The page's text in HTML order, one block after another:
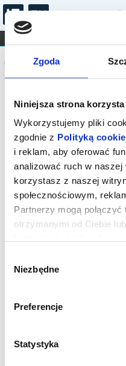
Zgoda
Niniejsza strona
Wykorzystujemy pliki
zgodnie z Polityką
i reklam, aby oferować
analizować ruch w
korzystasz z naszej
społecznościowym,
Partnerzy mogą
otrzymanymi od Ciebie
zgody
Niezbędne
Preferencje
Statystyka
FILHARMONIA OPERA I
DLA DZIECI
Komunikat
Sprzedaż biletów
została